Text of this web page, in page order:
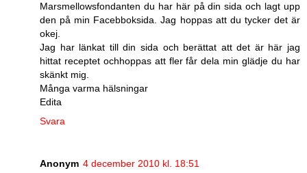
Marsmellowsfondanten du har här på din sida och lagt upp
den på min Facebboksida. Jag hoppas att du tycker det är
okej.
Jag har länkat till din sida och berättat att det är här jag
hittat receptet ochhoppas att fler får dela min glädje du har
skänkt mig.
Många varma hälsningar
Edita
Svara
Anonym 4 december 2010 kl. 18:51